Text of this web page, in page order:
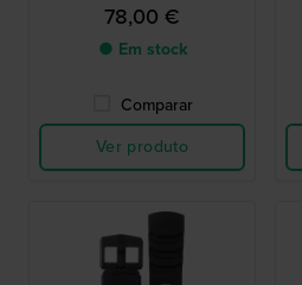
78,00 €
● Em stock
Comparar
Ver produto